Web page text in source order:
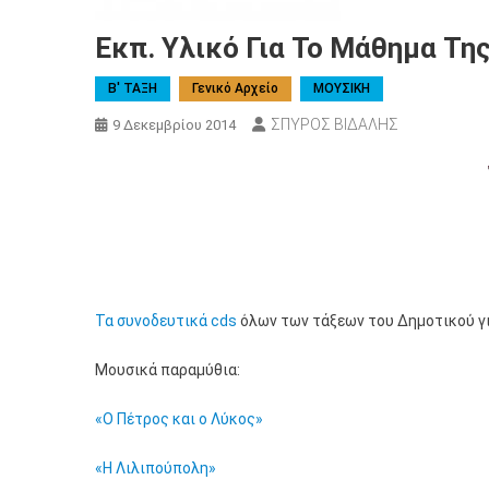
Εκπ. Υλικό Για Το Μάθημα
Β' ΤΑΞΗ Γενικό Αρχείο ΜΟΥΣΙΚΗ
9 Δεκεμβρίου 2014 ΣΠΥΡΟΣ ΒΙΔΑΛΗΣ
Τα συνοδευτικά cds όλων των τάξεων του Δημοτικού
Μουσικά παραμύθια:
«Ο Πέτρος και ο Λύκος»
«Η Λιλιπούπολη»